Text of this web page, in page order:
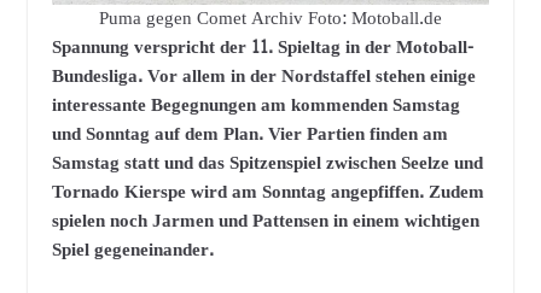
Puma gegen Comet Archiv Foto: Motoball.de
Spannung verspricht der 11. Spieltag in der Motoball-
Bundesliga. Vor allem in der Nordstaffel stehen einige
interessante Begegnungen am kommenden Samstag
und Sonntag auf dem Plan. Vier Partien finden am
Samstag statt und das Spitzenspiel zwischen Seelze und
Tornado Kierspe wird am Sonntag angepfiffen. Zudem
spielen noch Jarmen und Pattensen in einem wichtigen
Spiel gegeneinander.